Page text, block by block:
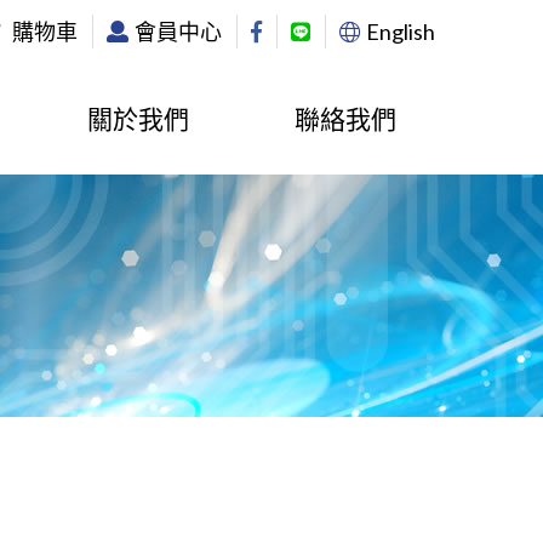
購物車 會員中心 English
關於我們 聯絡我們